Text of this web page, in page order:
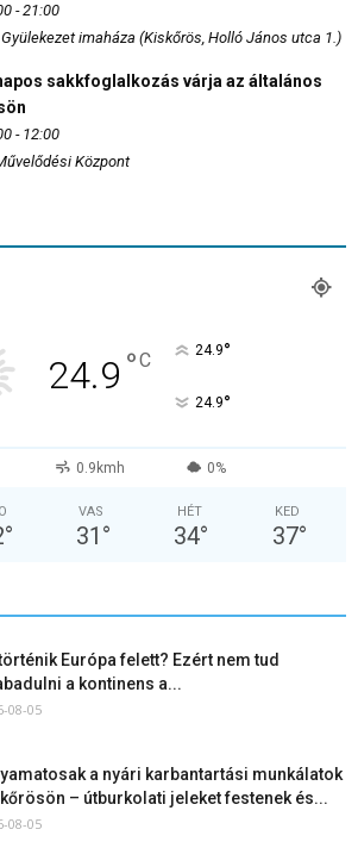
- 21:00
imaháza (Kiskőrös, Holló János utca 1.)
sakkfoglalkozás várja az általános
- 12:00
Központ
24.9 °C 24.9°
24.9°
0.9kmh 0%
°
VAS
31 °
HÉT
34°
KED
37°
Európa felett? Ezért nem tud
a kontinens a...
08-05
a nyári karbantartási munkálatok
– útburkolati jeleket festenek és...
08-05